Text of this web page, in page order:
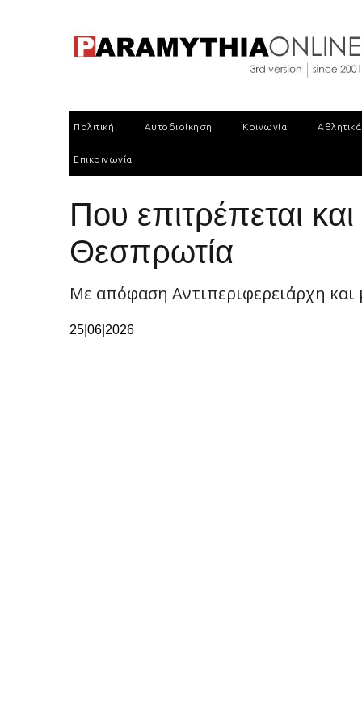
Πολιτική Αυτοδιοίκηση Κοινωνία Αθλητικά
Επικοινωνία
Που επιτρέπεται
Θεσπρωτία
Με απόφαση Αντιπεριφερειάρχη και
25|06|2026